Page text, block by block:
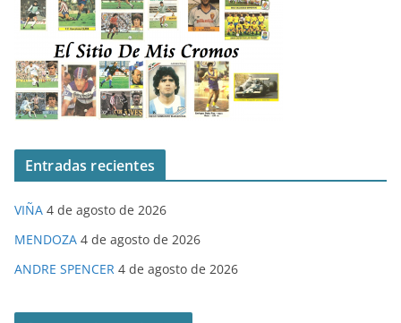
Entradas recientes
VIÑA 4 de agosto de 2026
MENDOZA 4 de agosto de 2026
ANDRE SPENCER 4 de agosto de 2026